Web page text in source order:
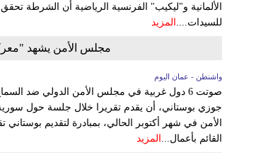
الألمانية و"ليكيب" الفرنسية الرياضية أن الشرطة
للسيدات.... المزيد
مجلس الأمن يشهد
واشنطن - عمان اليوم
صوتت 6 دول غربية في مجلس الأمن الدولي ضد
جوزي بوستاني، أن يقدم تقريرا خلال جلسة حول
الأمن في شهر أكتوبر الحالي، بمبادرة لتقديم
القائم بأعمال...
المزيد